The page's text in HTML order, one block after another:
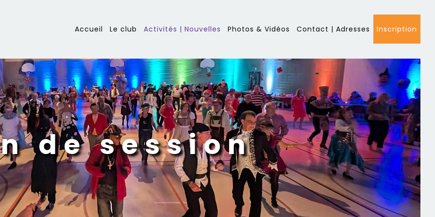
Accueil Le club Activités | Nouvelles Photos & Vidéos Contact | Adresses Inscription
de session